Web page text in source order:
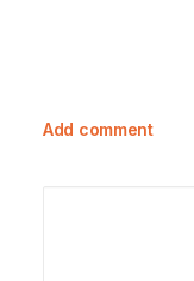
Add comment